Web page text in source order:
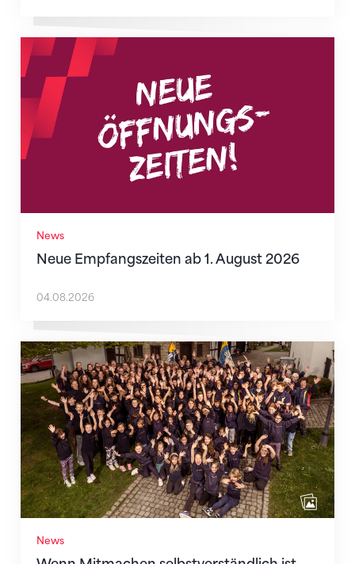
News
Neue Empfangszeiten ab 1. August 2026
Neue Empfangszeiten ab 1. August 2026
04.08.2026
News
Wenn Mitmachen selbstverständlich ist